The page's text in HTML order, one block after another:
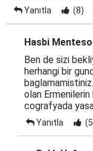
Yanıtla (8)
Hasbi
Ben de sizi
herhangi bir
olan
cografyada
Yanıtla